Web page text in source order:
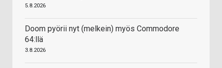
5.8.2026
Doom pyörii nyt (melkein) myös Commodore
64:llä
3.8.2026